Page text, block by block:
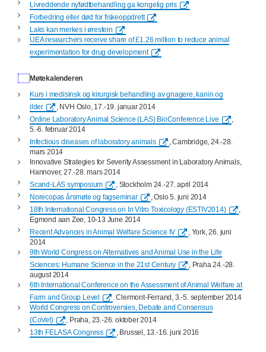
Livreddende nyfødtbehandling ga kongelig pris
Forbedring eller død for fiskeoppdrett
Laks kan merkes i ørestein
UEA researchers receive share of £1.26 million to reduce animal
experimentation for drug development
Møtekalenderen
Kurs i medisinsk og kirurgisk behandling av gnagere, kanin og
ilder
, NVH Oslo, 17.-19. januar 2014
Online Laboratory Animal Science (LAS) BioConference Live
,
5.-6. februar 2014
Infectious diseases of laboratory animals
, Cambridge, 24.-28.
mars 2014
Innovative Strategies for Severity Assessment in Laboratory Animals,
Hannover, 27.-28. mars 2014
Scand-LAS symposium
, Stockholm 24.-27. april 2014
Norecopas årsmøte og fagseminar
, Oslo 5. juni 2014
18th International Congress on In Vitro Toxicology (ESTIV2014)
,
Egmond aan Zee, 10-13 June 2014
Recent Advances in Animal Welfare Science IV
, York, 26. juni
2014
9th World Congress on Alternatives and Animal Use in the Life
Sciences: Humane Science in the 21st Century
, Praha 24.-28.
august 2014
6th International Conference on the Assessment of Animal Welfare at
Farm and Group Level
. Clermont-Ferrand, 3.-5. september 2014
World Congress on Controversies, Debate and Consensus
(CoVet)
, Praha, 23.-26. oktober 2014
13th FELASA Congress
, Brussel, 13.-16. juni 2016